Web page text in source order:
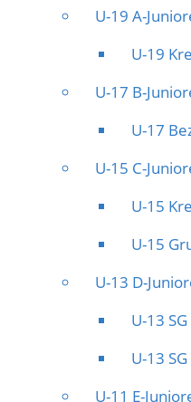
U-19 A-
U-19
U-17 B-
U-17
U-15 C-
U-15
U-15
U-13 D-
U-13
U-13
U-11 E-